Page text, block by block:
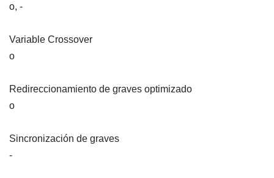
o, -
Variable Crossover
o
Redireccionamiento de graves optimizado
o
Sincronización de graves
-